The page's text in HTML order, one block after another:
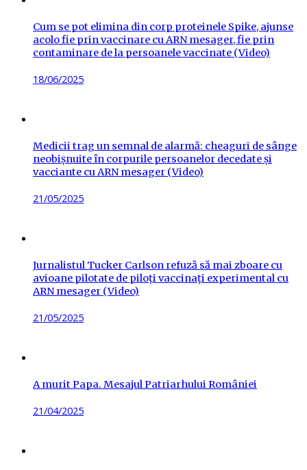
Cum se pot elimina din corp proteinele Spike, ajunse
acolo fie prin vaccinare cu ARN mesager, fie prin
contaminare de la persoanele vaccinate (Video)
Posted
18/06/2025
Medicii trag un semnal de alarmă: cheaguri de sânge
neobișnuite în corpurile persoanelor decedate și
vacciante cu ARN mesager (Video)
Posted
21/05/2025
Jurnalistul Tucker Carlson refuză să mai zboare cu
avioane pilotate de piloți vaccinați experimental cu
ARN mesager (Video)
Posted
21/05/2025
A murit Papa. Mesajul Patriarhului României
Posted
21/04/2025